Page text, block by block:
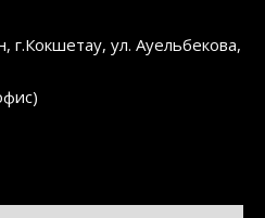
г.Кокшетау, ул. Ауельбекова,